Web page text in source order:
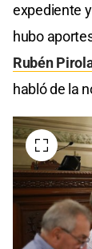
expediente
hubo
Rubén
habló de la